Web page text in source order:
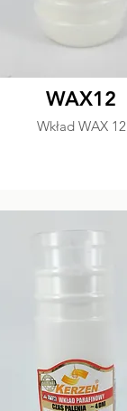
WAX12
Wkład WAX 12